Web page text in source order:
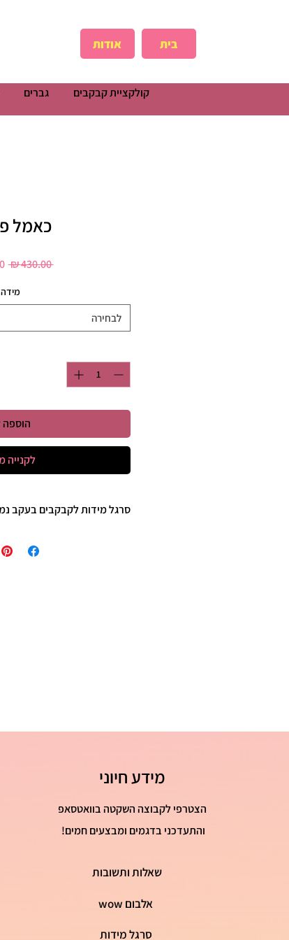
אודות בית
קולקציית קבקבים גברים
כאמל
‏430.00 ‏₪
‏365.50 ‏₪
מידה
לבחירה
לקנייה
סרגל מידות לקבקבים בעקב
מידע חיוני
הצטרפי לקבוצה השקטה בוואטסאפ
והתעדכני בדגמים ומבצעים חמים!
שאלות ותשובות
אלבום wow
סרגל מידות